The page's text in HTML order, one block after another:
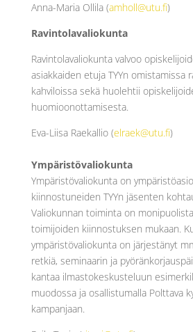
Anna-Maria Ollila (amholl@utu.fi)
Ravintolavaliokunta
Ravintolavaliokunta valvoo
asiakkaiden etuja TYYn omistamissa
kahviloissa sekä huolehtii
huomioonottamisesta.
Eva-Liisa Raekallio (elraek@utu.fi)
Ympäristövaliokunta
Ympäristövaliokunta on
kiinnostuneiden TYYn jäsenten
Valiokunnan toiminta on
toimijoiden kiinnostuksen mukaan.
ympäristövaliokunta on järjestänyt
retkiä, seminaarin ja
kantaa ilmastokeskusteluun
muodossa ja osallistumalla Polttava
kampanjaan.